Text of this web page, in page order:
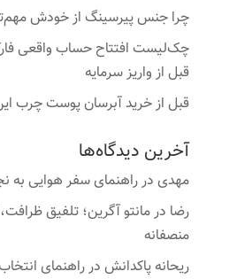
چرا جنس پیرسینگ از خودش
قبل از واریز سرمایه
قبل از خرید آبرسان پوست چرب
آخرین دیدگاه‌ها
مهدیدرراهنمای سفر هوایی به
رضا درمانتو آگرین؛ تلفیق
منصفانه
ریحانه پاکدانشدرراهنمای